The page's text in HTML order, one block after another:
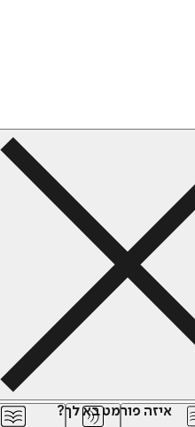
איזה פורמט בא לך?